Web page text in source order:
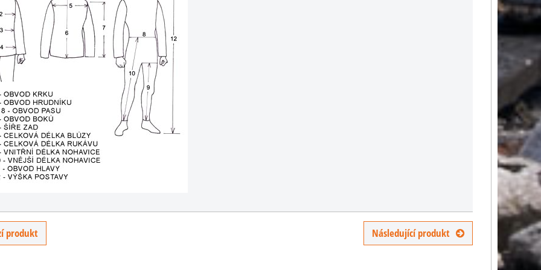
produkt Následující produkt